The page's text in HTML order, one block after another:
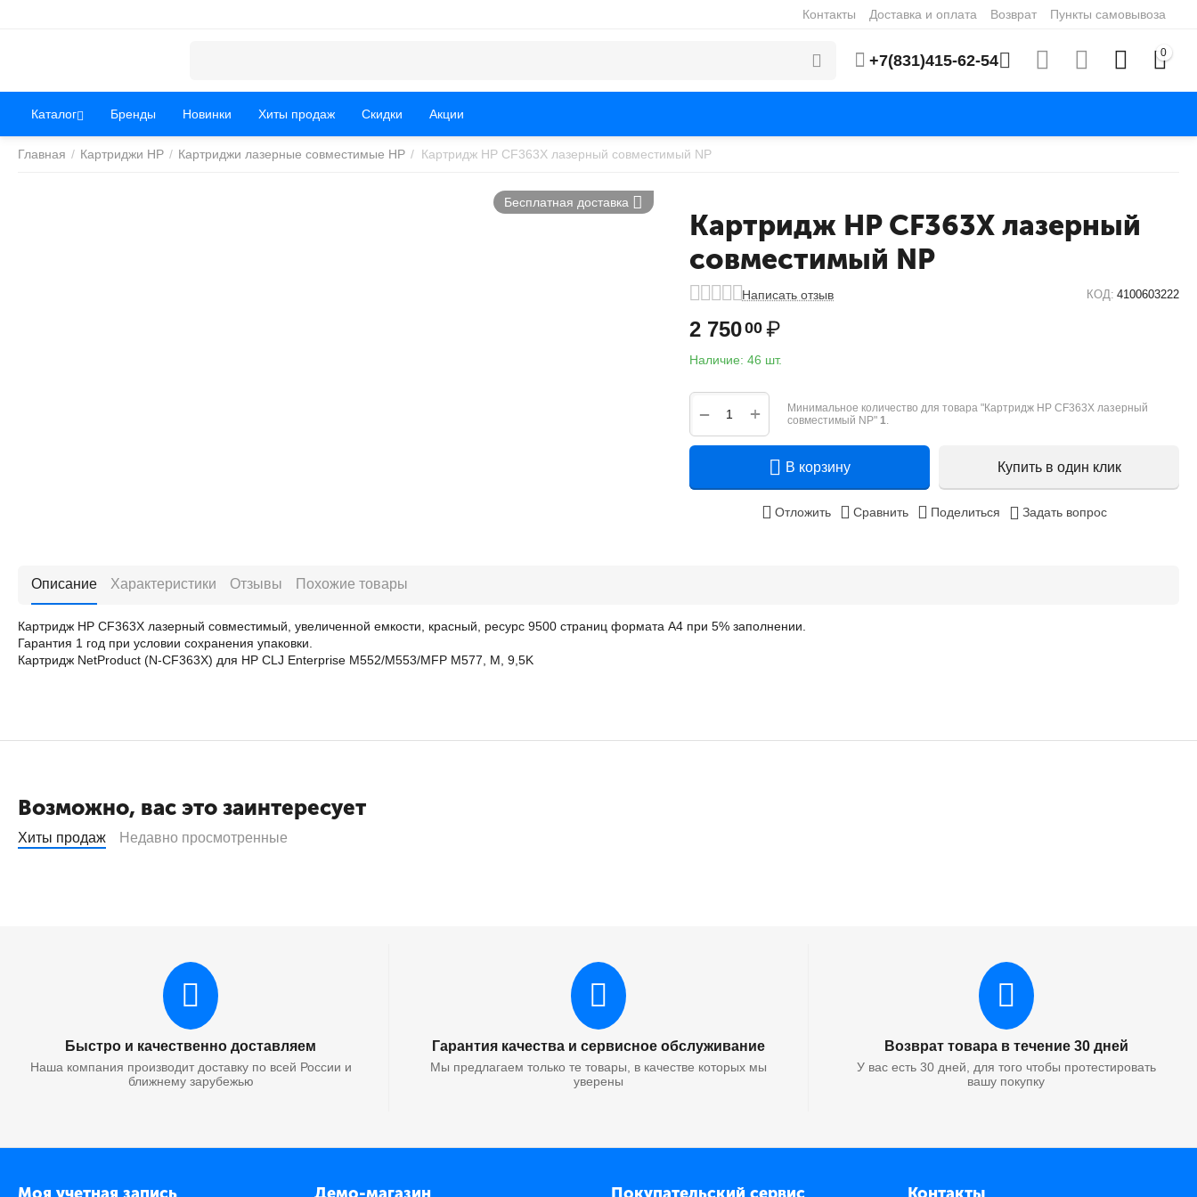
Контакты Доставка и оплата Возврат Пункты самовывоза
+7(831)415-62-54 0
Каталог Бренды Новинки Хиты продаж Скидки Акции
Главная / Картриджи HP / Картриджи лазерные совместимые HP / Картридж HP CF363X лазерный совместимый NP
Картридж HP CF363X лазерный
совместимый NP
Написать отзыв КОД: 4100603222
2 75000 ₽
Наличие: 46 шт.
+
−
Минимальное количество для товара "Картридж HP CF363X лазерный
совместимый NP" 1.
В корзину Купить в один клик
Отложить Сравнить Поделиться Задать вопрос
Описание Характеристики Отзывы Похожие товары
Картридж HP CF363X лазерный совместимый, увеличенной емкости, красный, ресурс 9500 страниц формата А4 при 5% заполнении.
Гарантия 1 год при условии сохранения упаковки.
Картридж NetProduct (N-CF363X) для HP CLJ Enterprise M552/M553/MFP M577, M, 9,5K
Возможно, вас это заинтересует
Хиты продаж Недавно просмотренные
Быстро и качественно доставляем
Наша компания производит доставку по всей России и
ближнему зарубежью
Гарантия качества и сервисное обслуживание
Мы предлагаем только те товары, в качестве которых мы
уверены
Возврат товара в течение 30 дней
У вас есть 30 дней, для того чтобы протестировать
вашу покупку